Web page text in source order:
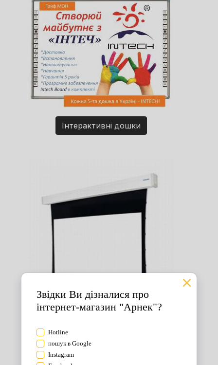
Інтерактивні дошки